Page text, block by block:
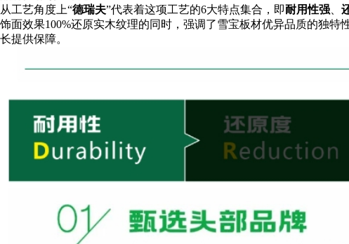
从工艺角度上“德瑞夫”代表着这项工艺的6大特点集合，即耐用性强
饰面效果100%还原实木纹理的同时，强调了雪宝板材优异品质的独
长提供保障。